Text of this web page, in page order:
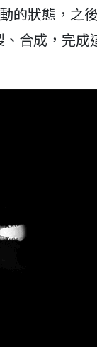
的狀態，之
合成，完成